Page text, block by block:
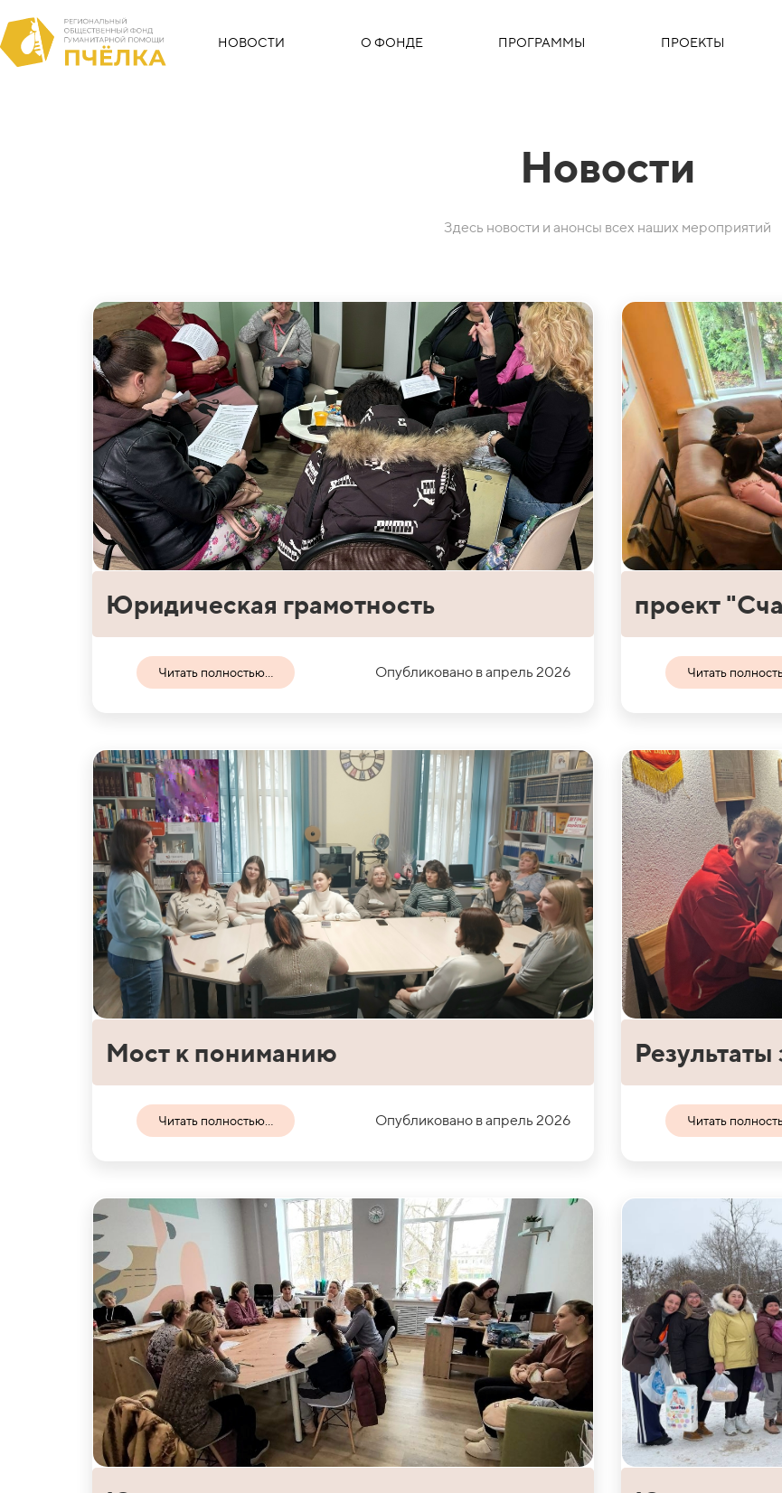
НОВОСТИ О ФОНДЕ ПРОГРАММЫ ПРОЕКТЫ
Новости
Здесь новости и анонсы всех наших мероприятий
Юридическая грамотность
Читать полностью... Опубликовано в апрель 2026
проект
Читать
Мост к пониманию
Читать полностью... Опубликовано в апрель 2026 Читать